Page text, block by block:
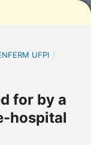
UFPI /
for by a
hospital